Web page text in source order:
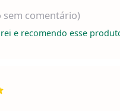
sem comentário)
e recomendo esse